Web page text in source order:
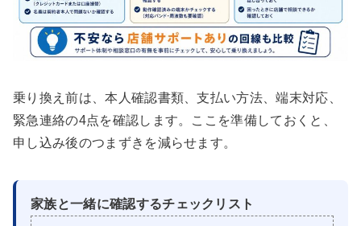
乗り換え前は、本人確認書類、支払い方法、端末対応、
緊急連絡の4点を確認します。ここを準備しておくと、
申し込み後のつまずきを減らせます。
家族と一緒に確認するチェックリスト